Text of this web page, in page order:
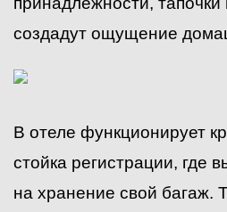
создадут ощущение
В отеле функционирует
стойка регистрации, где
на хранение свой багаж.